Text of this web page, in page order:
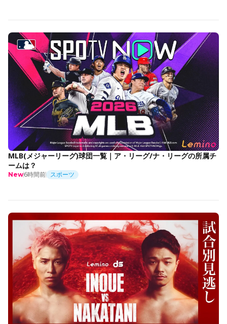
MLB(メジャーリーグ)球団一覧｜ア・リーグ/ナ・リーグの所属チ
ームは？
New6時間前 スポーツ